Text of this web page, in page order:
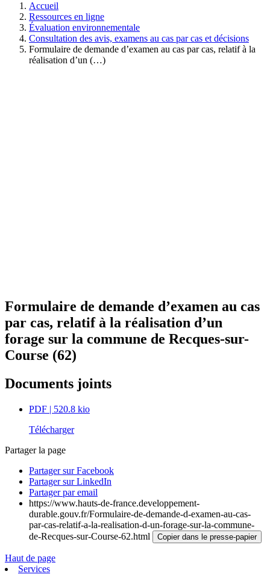
Accueil
Ressources en ligne
Évaluation environnementale
Consultation des avis, examens au cas par cas et décisions
Formulaire de demande d’examen au cas par cas, relatif à la
réalisation d’un (…)
Formulaire de demande d’examen au cas
par cas, relatif à la réalisation d’un
forage sur la commune de Recques-sur-
Course (62)
Documents joints
PDF | 520.8 kio
Télécharger
Partager la page
Partager sur Facebook
Partager sur LinkedIn
Partager par email
https://www.hauts-de-france.developpement-
durable.gouv.fr/Formulaire-de-demande-d-examen-au-cas-
par-cas-relatif-a-la-realisation-d-un-forage-sur-la-commune-
de-Recques-sur-Course-62.html
Copier dans le presse-papier
Haut de page
Services